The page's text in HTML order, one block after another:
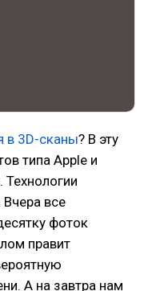
в 3D-сканы? В эту
типа Apple и
все
фоток
правит
А на завтра нам